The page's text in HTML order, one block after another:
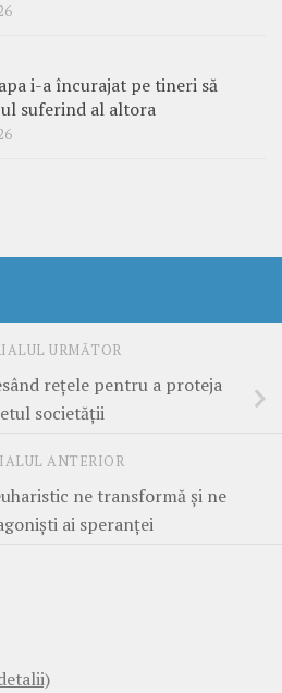
i-a încurajat pe tineri să
suferind al altora
URMĂTOR
rețele pentru a proteja
societății
ANTERIOR
ne transformă și ne
ai speranței